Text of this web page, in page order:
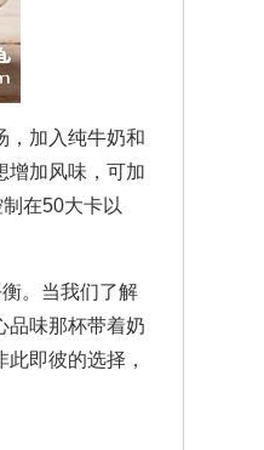
加入纯牛奶和
增加风味，可加
在50大卡以
。当我们了解
品味那杯带着奶
即彼的选择，